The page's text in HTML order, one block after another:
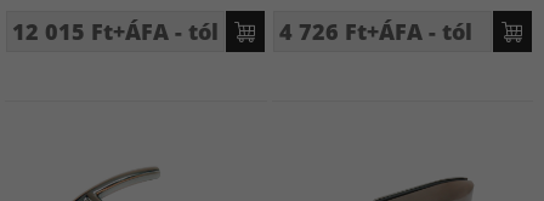
12 015 Ft+ÁFA - tól 4 726 Ft+ÁFA - tól